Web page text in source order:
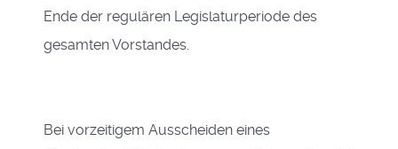
Ende der regulären Legislaturperiode des
gesamten Vorstandes.
Bei vorzeitigem Ausscheiden eines